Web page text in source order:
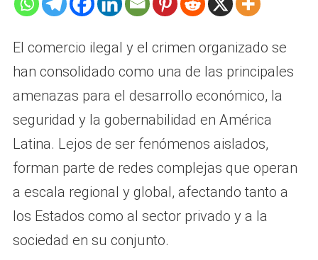
El comercio ilegal y el crimen organizado se
han consolidado como una de las principales
amenazas para el desarrollo económico, la
seguridad y la gobernabilidad en América
Latina. Lejos de ser fenómenos aislados,
forman parte de redes complejas que operan
a escala regional y global, afectando tanto a
los Estados como al sector privado y a la
sociedad en su conjunto.